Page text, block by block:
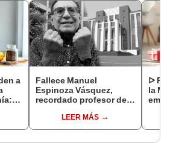
a
Fallece Manuel
Espinoza Vásquez,
recordado profesor de
por su icónica forma de
enseñar
LEER MÁS
ᐅ
la